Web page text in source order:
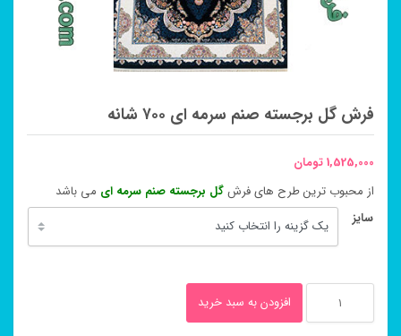
فرش گل برجسته صنم سرمه ای ۷۰۰ شانه
1,525,000تومان
از محبوب ترین طرح های فرشگل برجسته صنم سرمه ای می باشد
سایز
گل
افزودن به سبد خرید